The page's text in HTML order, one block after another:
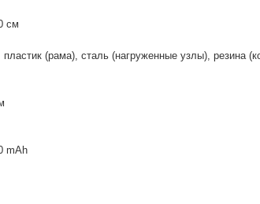
см
(рама), сталь (нагруженные узлы), резина
mAh